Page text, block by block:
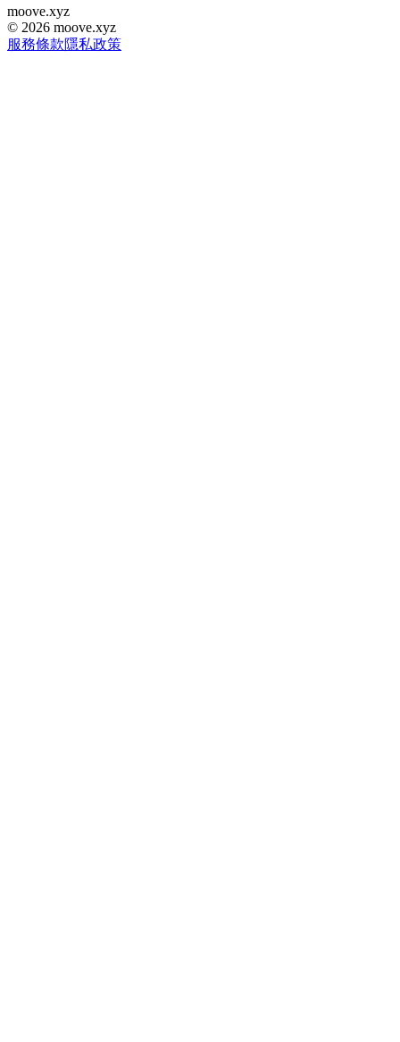
moove.xyz
© 2026 moove.xyz
服務條款隱私政策